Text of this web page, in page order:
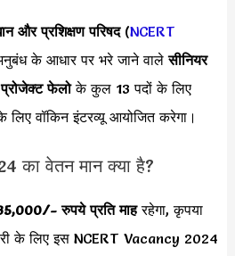
और प्रशिक्षण परिषद(NCERT
के आधार पर भरे जाने वालेसीनियर
फेलोके कुल 13 पदों के लिए
लिए वॉकिन इंटरव्यू आयोजित करेगा।
का वेतन मान क्या है?
रुपये प्रति माहरहेगा, कृपया
के लिए इस NCERT Vacancy 2024